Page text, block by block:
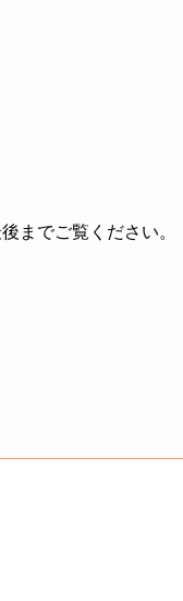
までご覧ください。